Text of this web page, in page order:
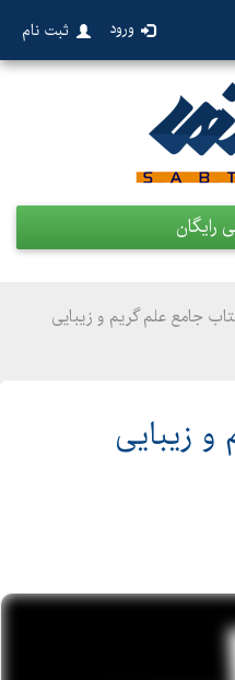
ورود ثبت نام
رایگان
جامع علم گریم و زیبایی
زیبایی